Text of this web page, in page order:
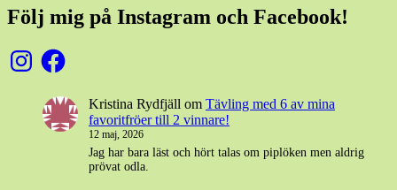
Följ mig på Instagram och Facebook!
InstagramFacebook
Kristina Rydfjäll om Tävling med 6 av mina
favoritfröer till 2 vinnare!
12 maj, 2026
Jag har bara läst och hört talas om piplöken men aldrig
prövat odla.